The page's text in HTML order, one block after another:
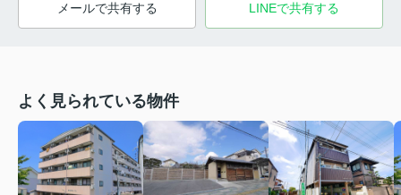
メールで共有する LINEで共有する
よく見られている物件